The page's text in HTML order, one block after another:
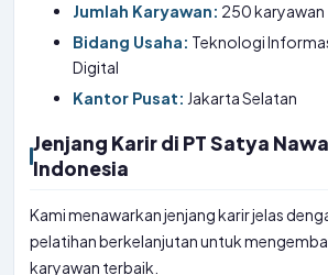
Jumlah Karyawan: 250 karyawan
Bidang Usaha: Teknologi
Digital
Kantor Pusat: Jakarta Selatan
Jenjang Karir di PT Satya
Indonesia
Kami menawarkan jenjang karir jelas
pelatihan berkelanjutan untuk
karyawan terbaik.